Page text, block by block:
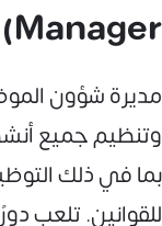
Manager)
مديرة شؤون
وتنظيم جميع
بما في ذلك
للقوانين. تلعب